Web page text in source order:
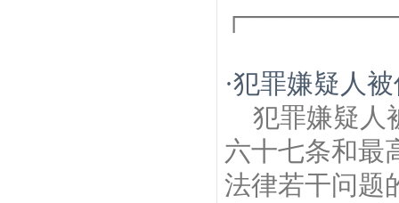
·犯罪嫌疑人
犯罪嫌疑人
六十七条和最
法律若干问题